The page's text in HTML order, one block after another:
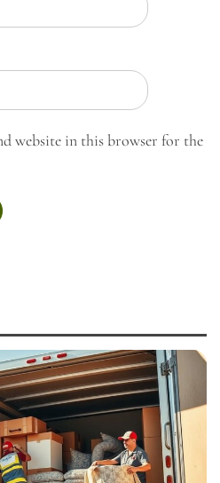
website in this browser for the